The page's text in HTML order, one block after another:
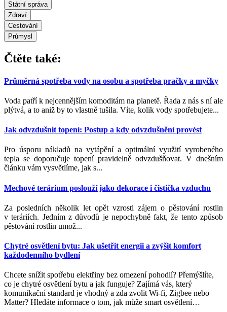
Státní správa
Zdraví
Cestování
Průmysl
Čtěte také:
Průměrná spotřeba vody na osobu a spotřeba pračky a myčky
Voda patří k nejcennějším komoditám na planetě. Řada z nás s ní ale
plýtvá, a to aniž by to vlastně tušila. Víte, kolik vody spotřebujete...
Jak odvzdušnit topení: Postup a kdy odvzdušnění provést
Pro úsporu nákladů na vytápění a optimální využití vyrobeného
tepla se doporučuje topení pravidelně odvzdušňovat. V dnešním
článku vám vysvětlíme, jak s...
Mechové terárium poslouží jako dekorace i čistička vzduchu
Za posledních několik let opět vzrostl zájem o pěstování rostlin
v teráriích. Jedním z důvodů je nepochybně fakt, že tento způsob
pěstování rostlin umož...
Chytré osvětlení bytu: Jak ušetřit energii a zvýšit komfort
každodenního bydlení
Chcete snížit spotřebu elektřiny bez omezení pohodlí? Přemýšlíte,
co je chytré osvětlení bytu a jak funguje? Zajímá vás, který
komunikační standard je vhodný a zda zvolit Wi-fi, Zigbee nebo
Matter? Hledáte informace o tom, jak může smart osvětlení…